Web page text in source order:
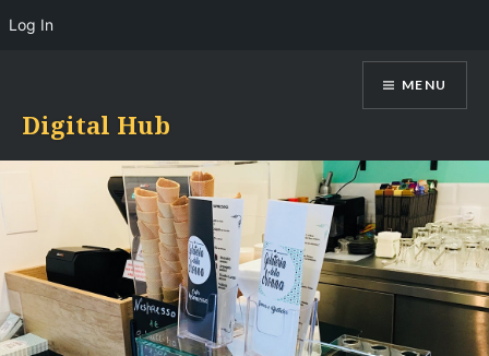
content
Digital Hub
MENU
Log In